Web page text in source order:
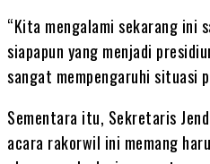
“Kita mengalami sekarang ini
siapapun yang menjadi
sangat mempengaruhi situasi
Sementara itu, Sekretaris
acara rakorwil ini memang